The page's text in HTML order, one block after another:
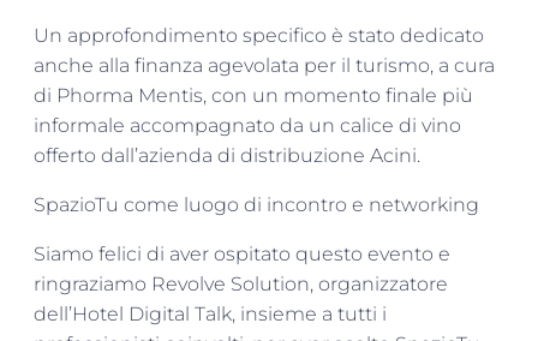
Un approfondimento specifico è stato dedicato
anche alla finanza agevolata per il turismo, a cura
di Phorma Mentis, con un momento finale più
informale accompagnato da un calice di vino
offerto dall’azienda di distribuzione Acini.
SpazioTu come luogo di incontro e networking
Siamo felici di aver ospitato questo evento e
ringraziamo Revolve Solution, organizzatore
dell’Hotel Digital Talk, insieme a tutti i